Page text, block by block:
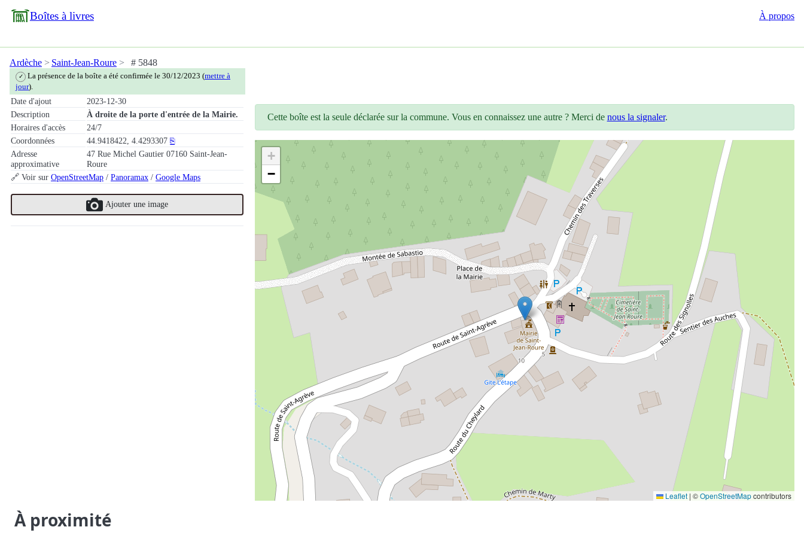
Boîtes à livres À propos
Ardèche Saint-Jean-Roure # 5848
✓ La présence de la boîte a été confirmée le 30/12/2023 (mettre à
jour).
Date d'ajout
2023-12-30
Description
À droite de la porte d'entrée de la Mairie.
Horaires d'accès
24/7
Coordonnées
44.9418422, 4.4293307 ⎘
Adresse
approximative
47 Rue Michel Gautier 07160 Saint-Jean-
Roure
🔗 Voir sur OpenStreetMap / Panoramax / Google Maps
Ajouter une image
Cette boîte est la seule déclarée sur la commune. Vous en connaissez une autre ? Merci de nous la signaler.
+
−
Leaflet | ©OpenStreetMapcontributors
À proximité